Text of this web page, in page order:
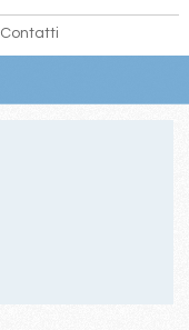
Contatti